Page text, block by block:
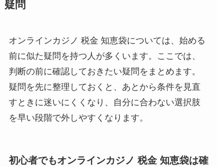
疑問
オンラインカジノ 税金 知恵袋については、始める
前に似た疑問を持つ人が多くいます。ここでは、
判断の前に確認しておきたい疑問をまとめます。
疑問を先に整理しておくと、あとから条件を見直
すときに迷いにくくなり、自分に合わない選択肢
を早い段階で外しやすくなります。
初心者でもオンラインカジノ 税金 知恵袋は確